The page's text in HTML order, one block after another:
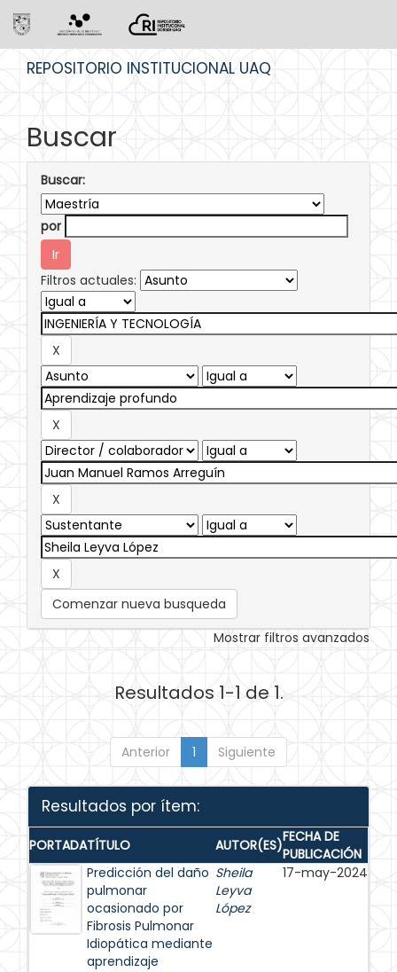
REPOSITORIO INSTITUCIONAL UAQ
Buscar
Buscar:
por
Filtros actuales:
Comenzar nueva busqueda
Mostrar filtros avanzados
Resultados 1-1 de 1.
Anterior 1 Siguiente
Resultados por ítem:
PORTADATÍTULO AUTOR(ES)FECHA DE
PUBLICACIÓN
Predicción del daño
pulmonar
ocasionado por
Fibrosis Pulmonar
Idiopática mediante
aprendizaje
Sheila
Leyva
López
17-may-2024